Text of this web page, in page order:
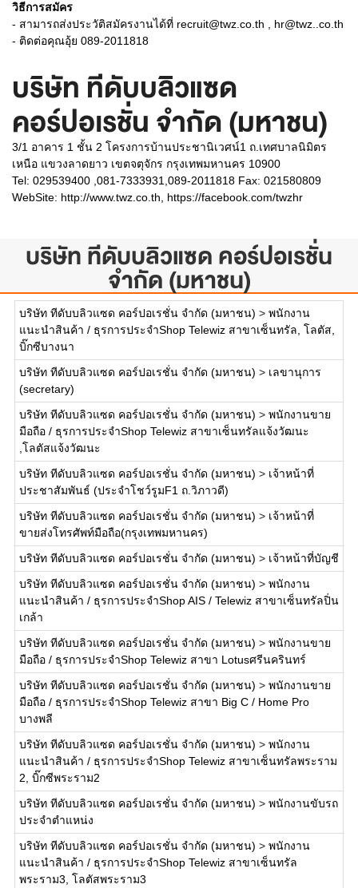
วิธีการสมัคร
- สามารถส่งประวัติสมัครงานได้ที่ recruit@twz.co.th , hr@twz..co.th
- ติดต่อคุณอุ้ย 089-2011818
บริษัท ทีดับบลิวแซด
คอร์ปอเรชั่น จำกัด (มหาชน)
3/1 อาคาร 1 ชั้น 2 โครงการบ้านประชานิเวศน์1 ถ.เทศบาลนิมิตร
เหนือ แขวงลาดยาว เขตจตุจักร กรุงเทพมหานคร 10900
Tel: 029539400 ,081-7333931,089-2011818 Fax: 021580809
WebSite: http://www.twz.co.th, https://facebook.com/twzhr
บริษัท ทีดับบลิวแซด คอร์ปอเรชั่น
จำกัด (มหาชน)
บริษัท ทีดับบลิวแซด คอร์ปอเรชั่น จำกัด (มหาชน) > พนักงาน
แนะนำสินค้า / ธุรการประจำShop Telewiz สาขาเซ็นทรัล, โลตัส,
บิ๊กซีบางนา
บริษัท ทีดับบลิวแซด คอร์ปอเรชั่น จำกัด (มหาชน) > เลขานุการ
(secretary)
บริษัท ทีดับบลิวแซด คอร์ปอเรชั่น จำกัด (มหาชน) > พนักงานขาย
มือถือ / ธุรการประจำShop Telewiz สาขาเซ็นทรัลแจ้งวัฒนะ
,โลตัสแจ้งวัฒนะ
บริษัท ทีดับบลิวแซด คอร์ปอเรชั่น จำกัด (มหาชน) > เจ้าหน้าที่
ประชาสัมพันธ์ (ประจำโชว์รูมF1 ถ.วิภาวดี)
บริษัท ทีดับบลิวแซด คอร์ปอเรชั่น จำกัด (มหาชน) > เจ้าหน้าที่
ขายส่งโทรศัพท์มือถือ(กรุงเทพมหานคร)
บริษัท ทีดับบลิวแซด คอร์ปอเรชั่น จำกัด (มหาชน) > เจ้าหน้าที่บัญชี
บริษัท ทีดับบลิวแซด คอร์ปอเรชั่น จำกัด (มหาชน) > พนักงาน
แนะนำสินค้า / ธุรการประจำShop AIS / Telewiz สาขาเซ็นทรัลปิ่น
เกล้า
บริษัท ทีดับบลิวแซด คอร์ปอเรชั่น จำกัด (มหาชน) > พนักงานขาย
มือถือ / ธุรการประจำShop Telewiz สาขา Lotusศรีนครินทร์
บริษัท ทีดับบลิวแซด คอร์ปอเรชั่น จำกัด (มหาชน) > พนักงานขาย
มือถือ / ธุรการประจำShop Telewiz สาขา Big C / Home Pro
บางพลี
บริษัท ทีดับบลิวแซด คอร์ปอเรชั่น จำกัด (มหาชน) > พนักงาน
แนะนำสินค้า / ธุรการประจำShop Telewiz สาขาเซ็นทรัลพระราม
2, บิ๊กซีพระราม2
บริษัท ทีดับบลิวแซด คอร์ปอเรชั่น จำกัด (มหาชน) > พนักงานขับรถ
ประจำตำแหน่ง
บริษัท ทีดับบลิวแซด คอร์ปอเรชั่น จำกัด (มหาชน) > พนักงาน
แนะนำสินค้า / ธุรการประจำShop Telewiz สาขาเซ็นทรัล
พระราม3, โลตัสพระราม3